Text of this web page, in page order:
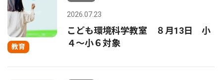
教育
2026.07.23
こども環境科学教室 ８月13日 小
４〜小６対象